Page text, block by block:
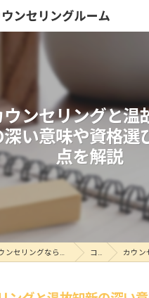
ウンセリングと温
深い意味や資格選
点を解説
長野のカウンセリングならマサキ鼎カウンセリングルーム コラム カウンセリン